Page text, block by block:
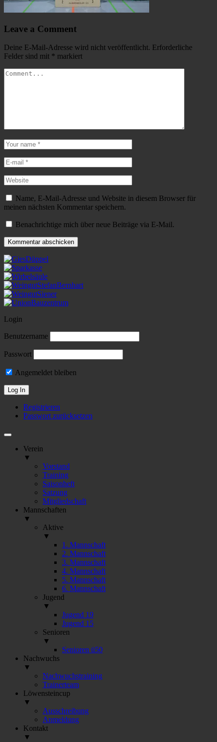
Leave a Comment
Deine E-Mail-Adresse wird nicht veröffentlicht. Erforderliche
Felder sind mit * markiert
Name, E-Mail-Adresse und Website in diesem Browser für
meinen nächsten Kommentar speichern.
Benachrichtige mich über neue Beiträge via E-Mail.
Login
Benutzername
Passwort
Angemeldet bleiben
Registrieren
Passwort zurücksetzen
Verein
▼
Vorstand
Training
Saisonheft
Satzung
Mitgliedschaft
Mannschaften
▼
Aktive
▼
1. Mannschaft
2. Mannschaft
3. Mannschaft
4. Mannschaft
5. Mannschaft
6. Mannschaft
Jugend
▼
Jugend 19
Jugend 15
Senioren
▼
Senioren ü50
Nachwuchs
▼
Nachwuchstraining
Trainerteam
Löwensteincup
▼
Ausschreibung
Anmeldung
Kontakt
▼